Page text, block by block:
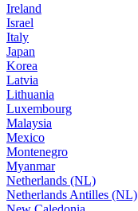
Ireland
Israel
Italy
Japan
Korea
Latvia
Lithuania
Luxembourg
Malaysia
Mexico
Montenegro
Myanmar
Netherlands (NL)
Netherlands Antilles (NL)